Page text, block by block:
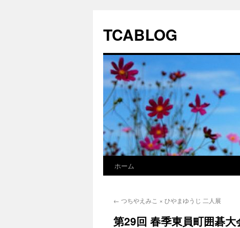
TCABLOG
ホーム
← つちやえみこ × ひやまゆうじ 二人展
第29回 春季東員町囲碁